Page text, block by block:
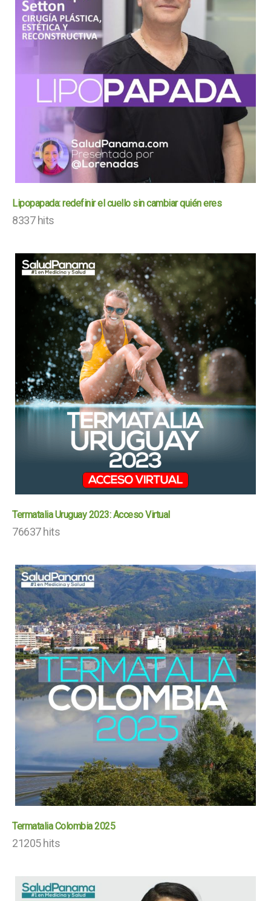
Lipopapada: redefinir el cuello sin cambiar quién eres
8337 hits
Termatalia Uruguay 2023: Acceso Virtual
76637 hits
Termatalia Colombia 2025
21205 hits